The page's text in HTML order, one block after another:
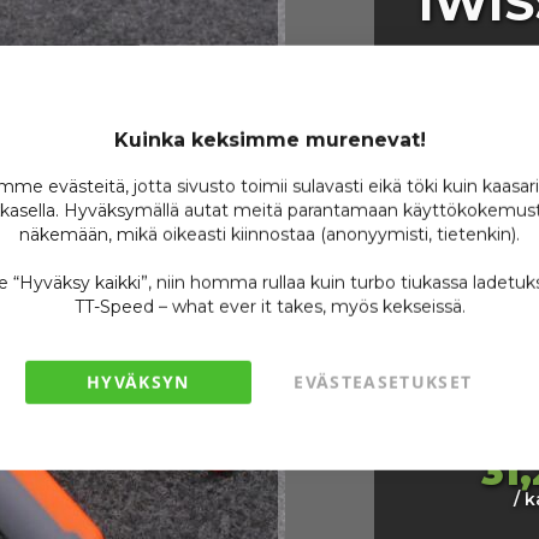
Kuinka keksimme murenevat!
evästeitä, jotta sivusto toimii sulavasti eikä töki kuin
Hyväksymällä autat meitä parantamaan
näkemään, mikä oikeasti kiinnostaa (anonyymisti, tietenkin).
“Hyväksy kaikki”, niin homma rullaa kuin turbo tiukassa
TT-Speed – what ever it takes, myös kekseissä.
HYVÄKSYN EVÄSTEASETUKSETVarastossa
Ole
/